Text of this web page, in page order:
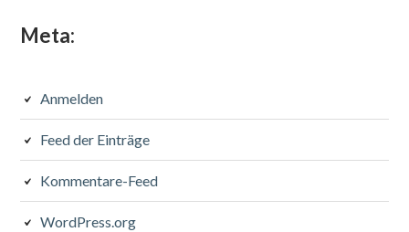
Meta:
Anmelden
Feed der Einträge
Kommentare-Feed
WordPress.org